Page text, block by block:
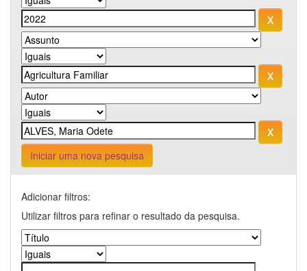
Iniciar uma nova pesquisa
Adicionar filtros:
Utilizar filtros para refinar o resultado da pesquisa.